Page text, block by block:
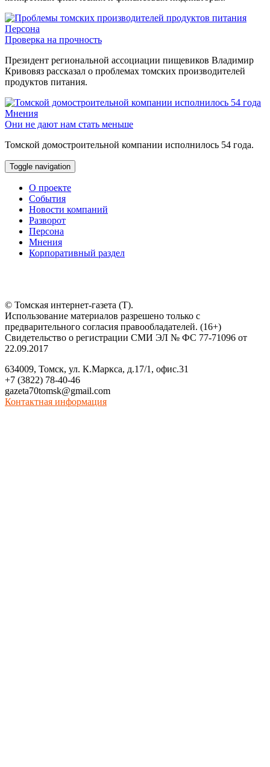
Персона
Проверка на прочность
Президент региональной ассоциации пищевиков Владимир
Кривовяз рассказал о проблемах томских производителей
продуктов питания.
Мнения
Они не дают нам стать меньше
Томской домостроительной компании исполнилось 54 года.
Toggle navigation
О проекте
События
Новости компаний
Разворот
Персона
Мнения
Корпоративный раздел
© Томская интернет-газета (Т).
Использование материалов разрешено только с
предварительного согласия правообладателей. (16+)
Свидетельство о регистрации СМИ ЭЛ № ФС 77-71096 от
22.09.2017
634009, Томск, ул. К.Маркса, д.17/1, офис.31
+7 (3822) 78-40-46
gazeta70tomsk@gmail.com
Контактная информация